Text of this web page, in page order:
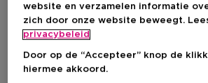
Levering aan huis
Op voorraad
Ophalen in een winkel
website en verzamelen informatie
zich door onze website beweegt.
privacybeleid
Door op de “Accepteer” knop de
hiermee akkoord.